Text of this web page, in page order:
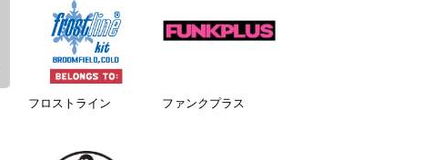
フロストライン ファンクプラス